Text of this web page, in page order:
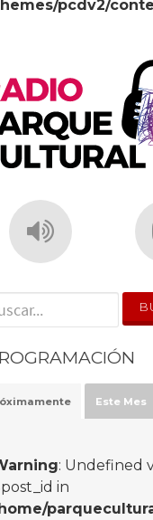
pcdv2/
for:') . '
Este Mes
: Undefined
in